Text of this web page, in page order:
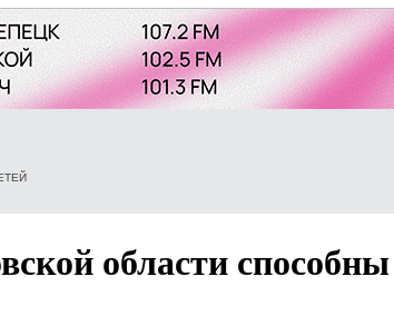
области способны